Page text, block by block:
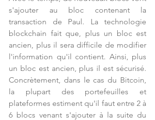
s'ajouter au bloc contenant la
transaction de Paul. La technologie
blockchain fait que, plus un bloc est
ancien, plus il sera difficile de modifier
l'information qu'il contient. Ainsi, plus
un bloc est ancien, plus il est sécurisé.
Concrètement, dans le cas du Bitcoin,
la plupart des portefeuilles et
plateformes estiment qu'il faut entre 2 à
6 blocs venant s'ajouter à la suite du